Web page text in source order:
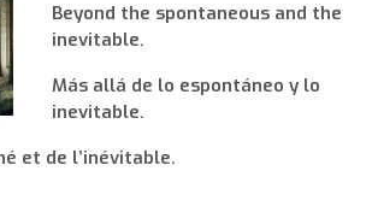
Beyond the spontaneous and the
inevitable.
Más allá de lo espontáneo y lo
inevitable.
et de l’inévitable.